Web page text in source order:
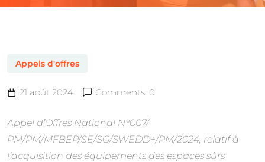
Appels d'offres
21 août 2024 Comments: 0
Appel d’Offres National N°007/
PM/PM/MFBEP/SE/SG/SWEDD+/PM/2024, relatif à
l’acquisition des équipements des espaces sûrs